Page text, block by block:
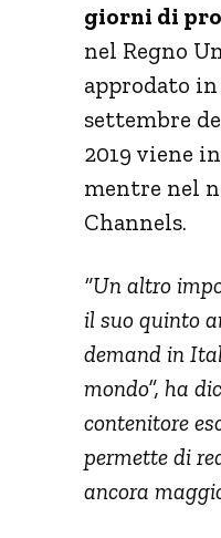
giorni di
nel Regno
approdato
settembre
2019 viene
mentre nel
Channels.
“Un altro
il suo quinto
demand in
mondo”, ha
contenitore
permette di
ancora